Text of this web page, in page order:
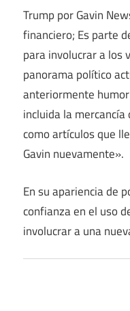
Trump por Gavin
financiero; Es parte
para involucrar a los
panorama político
anteriormente
incluida la
como artículos que
Gavin nuevamente».
En su apariencia de
confianza en el uso
involucrar a una